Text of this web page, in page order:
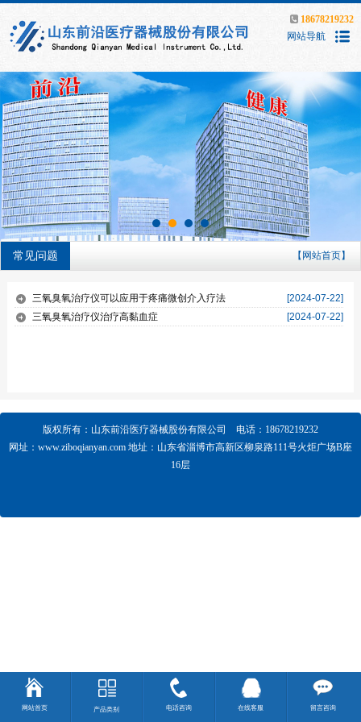
18678219232
网站导航
常见问题 【网站首页】
[2024-07-22]
三氧臭氧治疗仪可以应用于疼痛微创介入疗法
[2024-07-22]
三氧臭氧治疗仪治疗高黏血症
版权所有：山东前沿医疗器械股份有限公司 电话：18678219232
网址：www.ziboqianyan.com地址：山东省淄博市高新区柳泉路111号火炬广场B座
16层
网站首页 产品类别 电话咨询 在线客服 留言咨询